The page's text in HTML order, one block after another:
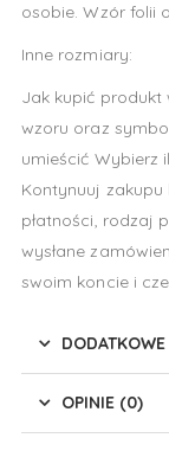
osobie. Wzór folii
Inne rozmiary:
Jak kupić produkt
wzoru oraz
umieścić Wybierz
Kontynuuj
płatności, rodzaj
wysłane
swoim koncie i
OPINIE (0)